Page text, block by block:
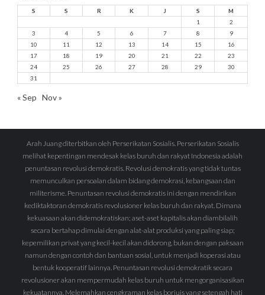
S S R K J S
M
1
2
3
4 5 6 7 8
9
10
11 12 13 14 15
16
17
18 19 20 21 22
23
24
25 26 27 28 29
30
31
« Sep Nov »
Arah Juang diterbitkan oleh Perserikatan Sosialis. Perserikatan Sosialis
melihat kepentingan mendesak kelas buruh dan rakyat Indonesia adalah
penuntasan revolusi demokratis. Revolusi demokratis yang tidak tuntas
memunculkan persoalan dalam bidang demokrasi, kebangsaan dan
militerisme. Penuntasan revolusi demokratis ini dengan mendirikan
kediktaktoran demokratis revolusioner kelas buruh dan rakyat. Dimana
kekuasaan akan didemokratiskan; aset-aset kapitalis akan diambilalih
secara bertahap dimulai dengan alat-alat produksi yang paling siap;
kepemilikan privat yang kecil-kecil akan didorong, bukan dengan paksaan
namun dengan contoh dan bantuan sosial, untuk menjadi koperasi atau
bentuk kooperatif lainnya. Penuntasan revolusi demokratik secara
revolusioner akan mempermudah kelas buruh untuk mengorganisasikan
kekuatannya. Melemahkan cengkraman kelas borjuis yang setengah hati